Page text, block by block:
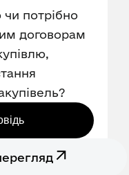
чи потрібно
договорам